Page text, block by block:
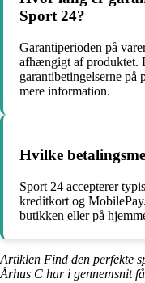
Sport 24?
Garantiperioden på
afhængigt af produktet.
garantibetingelserne
mere information.
Hvilke
Sport 24 accepterer
kreditkort og
butikken eller på
Artiklen Find den perfekte
Århus C har i gennemsnit